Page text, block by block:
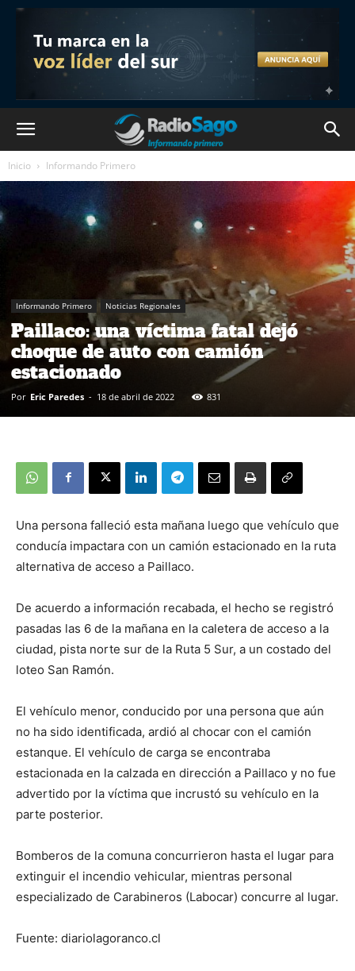
Inicio Informando Primero
Informando Primero Noticias Regionales
Paillaco: una víctima fatal dejó
choque de auto con camión
estacionado
Por Eric Paredes - 18 de abril de 2022 831
Una persona falleció esta mañana luego que vehículo que
conducía impactara con un camión estacionado en la ruta
alternativa de acceso a Paillaco.
De acuerdo a información recabada, el hecho se registró
pasadas las 6 de la mañana en la caletera de acceso a la
ciudad, pista norte sur de la Ruta 5 Sur, a un costado del
loteo San Ramón.
El vehículo menor, conducido por una persona que aún
no ha sido identificada, ardió al chocar con el camión
estanque. El vehículo de carga se encontraba
estacionada en la calzada en dirección a Paillaco y no fue
advertido por la víctima que incrustó su vehículo en la
parte posterior.
Bomberos de la comuna concurrieron hasta el lugar para
extinguir el incendio vehicular, mientras personal
especializado de Carabineros (Labocar) concurre al lugar.
Fuente: diariolagoranco.cl